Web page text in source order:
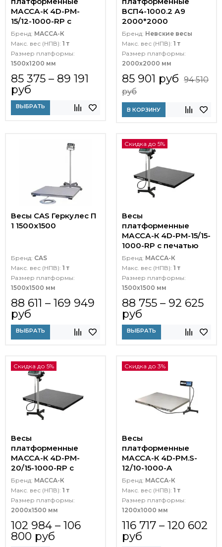
МАССА-К 4D-PM-
15/12-1000-RP с
печатью этикеток
Бренд: МАССА-К
Макс. вес (НПВ): 1 т
Размер платформы:
1500х1200 мм
85 375 – 89 191
руб
ВЫБРАТЬ
ВСП4-1000.2 А9
2000*2000
Бренд: Невские весы
Макс. вес (НПВ): 1 т
Размер платформы:
2000х2000 мм
85 901 руб 94 510
руб
В КОРЗИНУ
Весы CAS Геркулес П
1 1500x1500
Бренд: CAS
Макс. вес (НПВ): 1 т
Размер платформы:
1500х1500 мм
88 611 – 169 949
руб
ВЫБРАТЬ
Скидка до 5%
Весы
платформенные
МАССА-К 4D-PM-15/15-
1000-RP с печатью
этикеток
Бренд: МАССА-К
Макс. вес (НПВ): 1 т
Размер платформы:
1500х1500 мм
88 755 – 92 625
руб
ВЫБРАТЬ
Скидка до 5%
Весы
платформенные
МАССА-К 4D-PM-
20/15-1000-RP с
печатью этикеток
Бренд: МАССА-К
Макс. вес (НПВ): 1 т
Размер платформы:
2000х1500 мм
102 984 – 106
800 руб
Скидка до 3%
Весы
платформенные
МАССА-К 4D-PM.S-
12/10-1000-A
Бренд: МАССА-К
Макс. вес (НПВ): 1 т
Размер платформы:
1200х1000 мм
116 717 – 120 602
руб